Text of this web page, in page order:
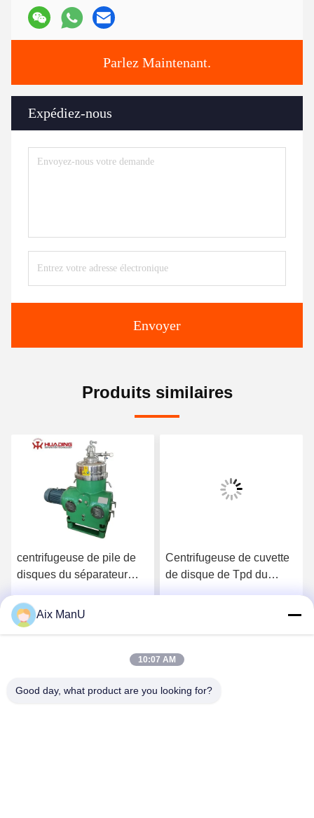
Parlez Maintenant.
Expédiez-nous
Envoyer
Produits similaires
centrifugeuse de pile de
disques du séparateur
10000L H TUV
Centrifugeuse de cuvette
de disque de Tpd du
Aix ManU
10:07 AM
Good day, what product are you looking for?